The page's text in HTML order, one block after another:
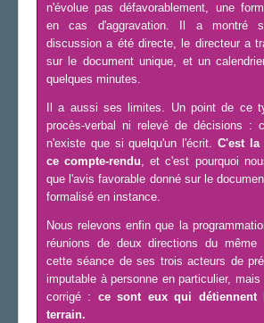
n'évolue pas défavorablement, une
en cas d'aggravation. Il a montré
discussion a été directe, le directeur a
sur le document unique, et un
quelques minutes.
Il a aussi ses limites. Un point de ce
procès-verbal ni relevé de décisions :
n'existe que si quelqu'un l'écrit. C'est la
ce compte-rendu, et c'est pourquoi
que l'avis favorable donné sur le
formalisé en instance.
Nous relevons enfin que la
réunions de deux directions du même
cette séance de ses trois acteurs de
imputable à personne en particulier,
corrigé : ce sont eux qui détiennent
terrain.